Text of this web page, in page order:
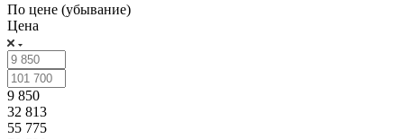
По цене (убывание)
Цена
9 850
32 813
55 775